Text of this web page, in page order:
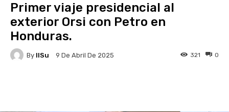
Primer viaje presidencial al
exterior Orsi con Petro en
Honduras.
By IlSu 9 De Abril De 2025 0
321